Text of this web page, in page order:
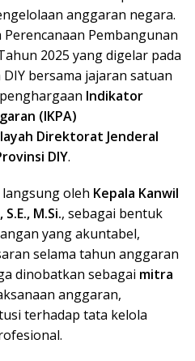
anggaran negara.
Pembangunan
2025 yang digelar pada
bersama jajaran satuan
Indikator
(IKPA)
Direktorat Jenderal
DIY.
oleh Kepala Kanwil
M.Si., sebagai bentuk
yang akuntabel,
selama tahun anggaran
dinobatkan sebagai mitra
anggaran,
terhadap tata kelola